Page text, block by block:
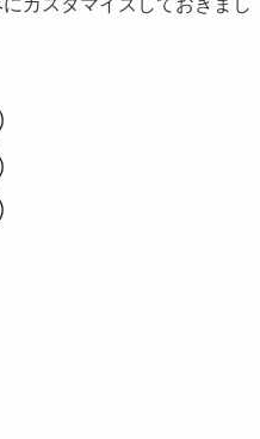
カスタマイズしておきまし